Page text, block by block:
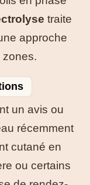
traite
approche
zones.
un avis ou
récemment
cutané en
ou certains